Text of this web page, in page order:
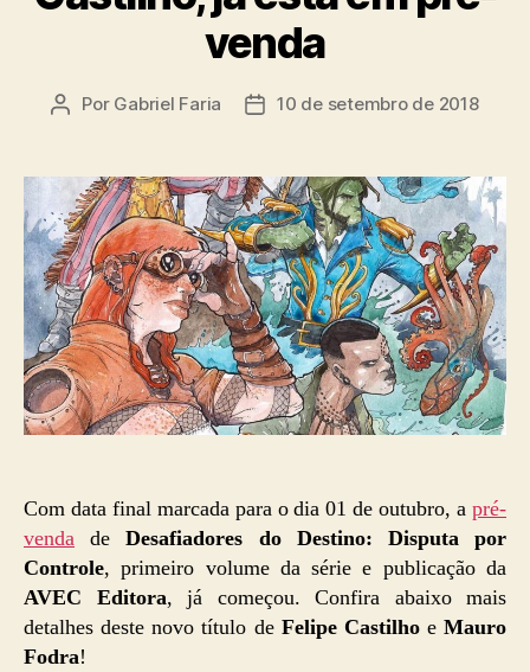
venda
Autor
Por Gabriel Faria
Data10 de setembro de 2018
Com data final marcada para o dia 01 de outubro, a pré-
venda deDesafiadores do Destino: Disputa por
Controle, primeiro volume da série e publicação da
AVEC Editora, já começou. Confira abaixo mais
detalhes deste novo título de Felipe Castilhoe Mauro
Fodra!